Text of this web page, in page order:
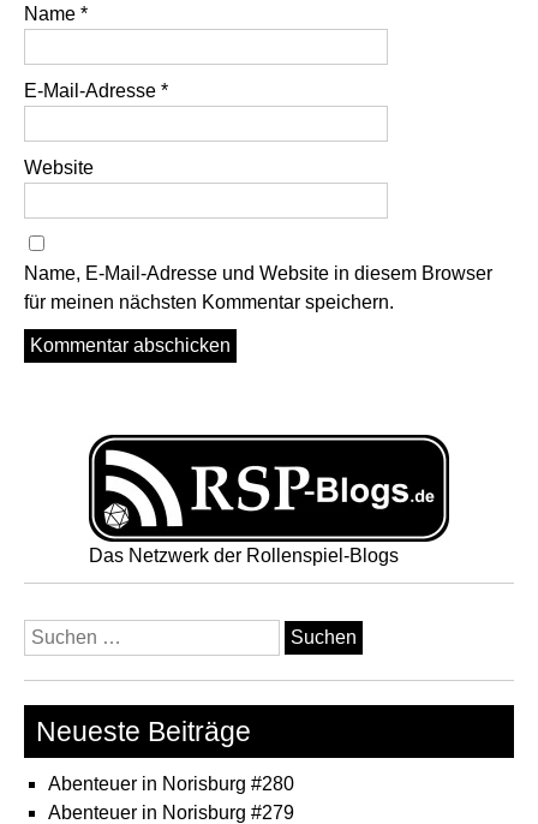
Name *
E-Mail-Adresse *
Website
Name, E-Mail-Adresse und Website in diesem Browser
für meinen nächsten Kommentar speichern.
Das Netzwerk der Rollenspiel-Blogs
Suchen
nach:
Neueste Beiträge
Abenteuer in Norisburg #280
Abenteuer in Norisburg #279